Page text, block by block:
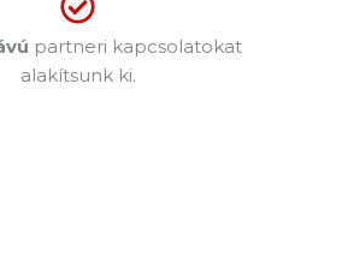
partneri kapcsolatokat
alakítsunk ki.